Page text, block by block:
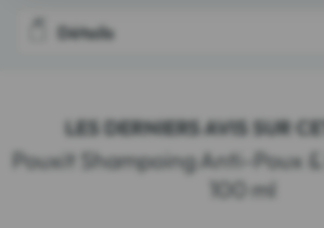
Détails
LES DERNIERS AVIS SUR
Pouxit Shampoing Anti-Poux
100 ml